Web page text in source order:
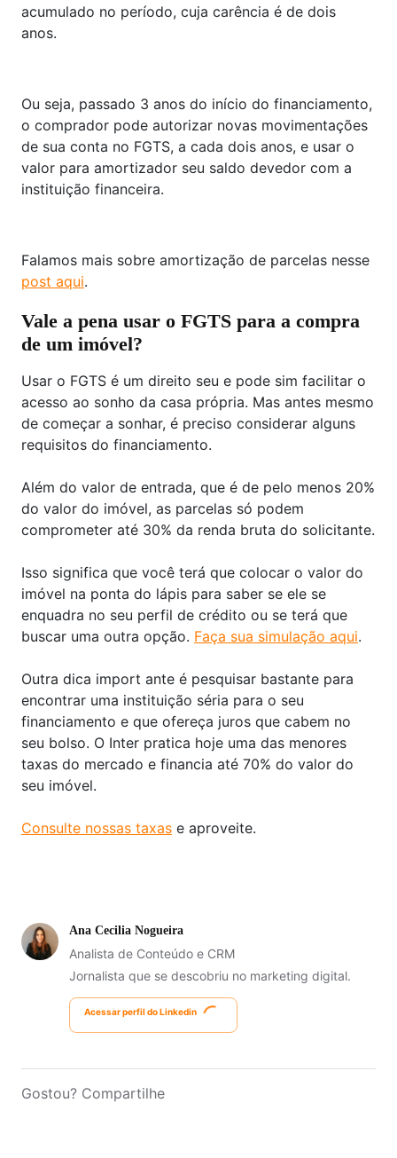
acumulado no período, cuja carência é de dois
anos.
Ou seja, passado 3 anos do início do financiamento,
o comprador pode autorizar novas movimentações
de sua conta no FGTS, a cada dois anos, e usar o
valor para amortizador seu saldo devedor com a
instituição financeira.
Falamos mais sobre amortização de parcelas nesse
post aqui.
Vale a pena usar o FGTS para a compra
de um imóvel?
Usar o FGTS é um direito seu e pode sim facilitar o
acesso ao sonho da casa própria. Mas antes mesmo
de começar a sonhar, é preciso considerar alguns
requisitos do financiamento.
Além do valor de entrada, que é de pelo menos 20%
do valor do imóvel, as parcelas só podem
comprometer até 30% da renda bruta do solicitante.
Isso significa que você terá que colocar o valor do
imóvel na ponta do lápis para saber se ele se
enquadra no seu perfil de crédito ou se terá que
buscar uma outra opção. Faça sua simulação aqui.
Outra dica import ante é pesquisar bastante para
encontrar uma instituição séria para o seu
financiamento e que ofereça juros que cabem no
seu bolso. O Inter pratica hoje uma das menores
taxas do mercado e financia até 70% do valor do
seu imóvel.
Consulte nossas taxas e aproveite.
Ana Cecilia Nogueira
Analista de Conteúdo e CRM
Jornalista que se descobriu no marketing digital.
Acessar perfil do Linkedin
Gostou? Compartilhe